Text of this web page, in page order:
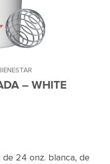
– WHITE
de 24 onz. blanca, de